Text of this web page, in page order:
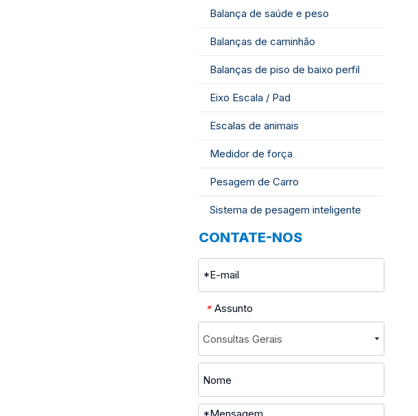
Balança de saúde e peso
Balanças de caminhão
Balanças de piso de baixo perfil
Eixo Escala / Pad
Escalas de animais
Medidor de força
Pesagem de Carro
Sistema de pesagem inteligente
CONTATE-NOS
* Assunto